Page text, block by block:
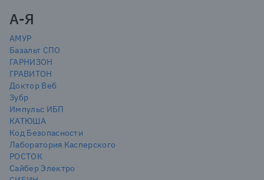
А-Я
АМУР
Базальт СПО
ГАРНИЗОН
ГРАВИТОН
Доктор Веб
Зубр
Импульс ИБП
КАТЮША
Код Безопасности
Лаборатория Касперского
РОСТОК
Сайбер Электро